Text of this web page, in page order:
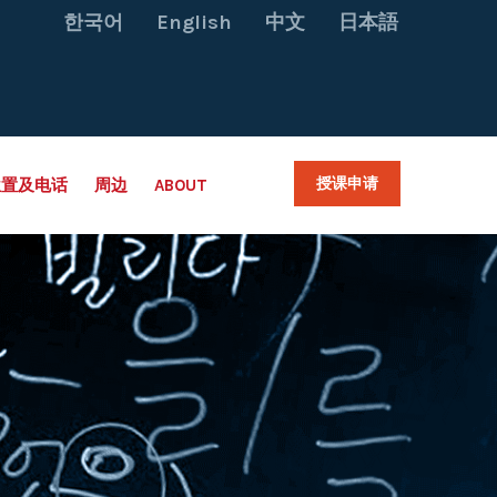
한국어 English 中文 日本語
及电话 周边 ABOUT 授课申请